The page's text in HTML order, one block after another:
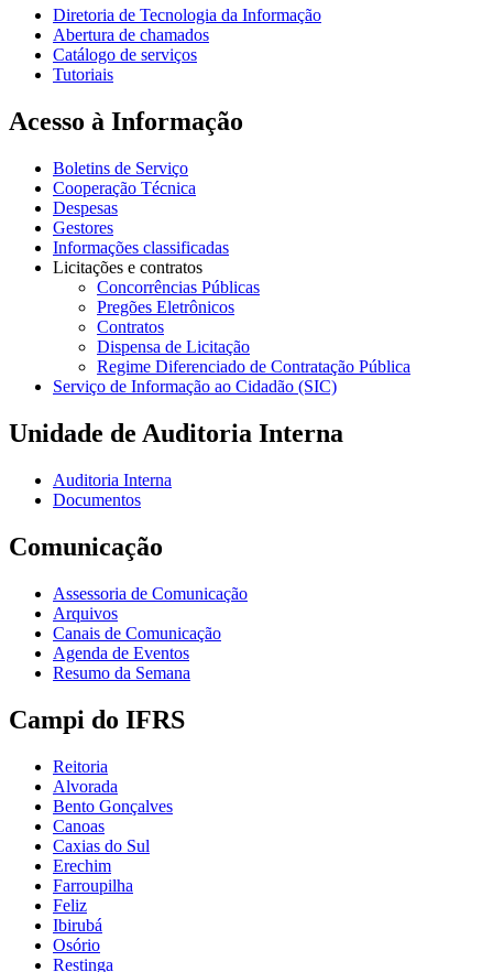
Diretoria de Tecnologia da Informação
Abertura de chamados
Catálogo de serviços
Tutoriais
Acesso à Informação
Boletins de Serviço
Cooperação Técnica
Despesas
Gestores
Informações classificadas
Licitações e contratos
Concorrências Públicas
Pregões Eletrônicos
Contratos
Dispensa de Licitação
Regime Diferenciado de Contratação Pública
Serviço de Informação ao Cidadão (SIC)
Unidade de Auditoria Interna
Auditoria Interna
Documentos
Comunicação
Assessoria de Comunicação
Arquivos
Canais de Comunicação
Agenda de Eventos
Resumo da Semana
Campi do IFRS
Reitoria
Alvorada
Bento Gonçalves
Canoas
Caxias do Sul
Erechim
Farroupilha
Feliz
Ibirubá
Osório
Restinga